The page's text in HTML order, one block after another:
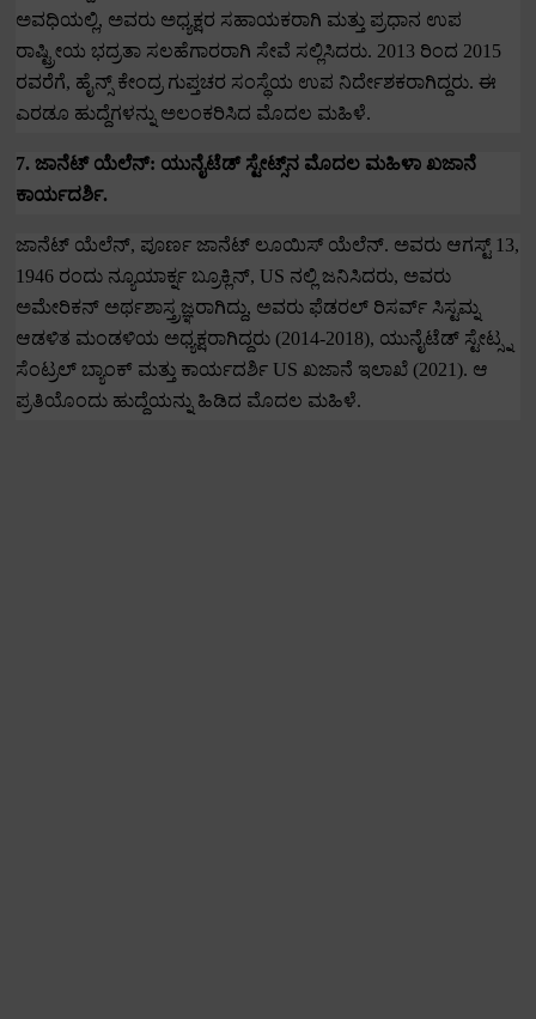
ಅವಧಿಯಲ್ಲಿ, ಅವರು ಅಧ್ಯಕ್ಷರ ಸಹಾಯಕರಾಗಿ ಮತ್ತು ಪ್ರಧಾನ ಉಪ
ರಾಷ್ಟ್ರೀಯ ಭದ್ರತಾ ಸಲಹೆಗಾರರಾಗಿ ಸೇವೆ ಸಲ್ಲಿಸಿದರು. 2013 ರಿಂದ 2015
ರವರೆಗೆ, ಹೈನ್ಸ್ ಕೇಂದ್ರ ಗುಪ್ತಚರ ಸಂಸ್ಥೆಯ ಉಪ ನಿರ್ದೇಶಕರಾಗಿದ್ದರು. ಈ
ಎರಡೂ ಹುದ್ದೆಗಳನ್ನು ಅಲಂಕರಿಸಿದ ಮೊದಲ ಮಹಿಳೆ.
7.ಜಾನೆಟ್ ಯೆಲೆನ್: ಯುನೈಟೆಡ್ ಸ್ಟೇಟ್ಸ್‌ನ ಮೊದಲ ಮಹಿಳಾ ಖಜಾನೆ
ಕಾರ್ಯದರ್ಶಿ.
ಜಾನೆಟ್ ಯೆಲೆನ್, ಪೂರ್ಣ ಜಾನೆಟ್ ಲೂಯಿಸ್ ಯೆಲೆನ್. ಅವರು ಆಗಸ್ಟ್ 13,
1946 ರಂದು ನ್ಯೂಯಾರ್ಕ್ನ ಬ್ರೂಕ್ಲಿನ್, US ನಲ್ಲಿ ಜನಿಸಿದರು, ಅವರು
ಅಮೇರಿಕನ್ ಅರ್ಥಶಾಸ್ತ್ರಜ್ಞರಾಗಿದ್ದು, ಅವರು ಫೆಡರಲ್ ರಿಸರ್ವ್ ಸಿಸ್ಟಮ್ನ
ಆಡಳಿತ ಮಂಡಳಿಯ ಅಧ್ಯಕ್ಷರಾಗಿದ್ದರು (2014-2018), ಯುನೈಟೆಡ್ ಸ್ಟೇಟ್ಸ್ನ
ಸೆಂಟ್ರಲ್ ಬ್ಯಾಂಕ್ ಮತ್ತು ಕಾರ್ಯದರ್ಶಿUS ಖಜಾನೆ ಇಲಾಖೆ (2021). ಆ
ಪ್ರತಿಯೊಂದು ಹುದ್ದೆಯನ್ನು ಹಿಡಿದ ಮೊದಲ ಮಹಿಳೆ.